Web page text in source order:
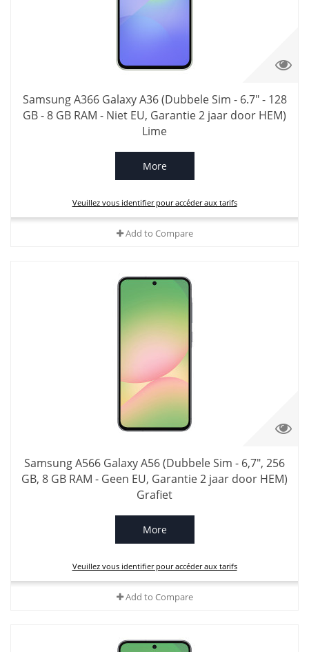
Samsung A366 Galaxy A36 (Dubbele Sim - 6.7" - 128
GB - 8 GB RAM - Niet EU, Garantie 2 jaar door HEM)
Lime
More
Veuillez vous identifier pour accéder aux tarifs
Add to Compare
Samsung A566 Galaxy A56 (Dubbele Sim - 6,7", 256
GB, 8 GB RAM - Geen EU, Garantie 2 jaar door HEM)
Grafiet
More
Veuillez vous identifier pour accéder aux tarifs
Add to Compare